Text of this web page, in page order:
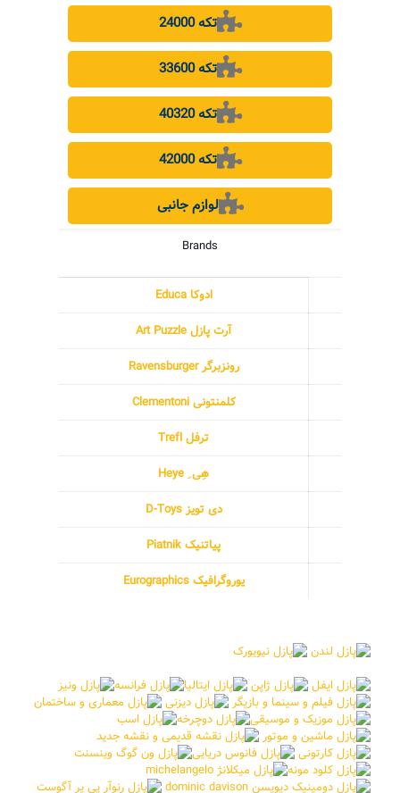
24000 تکه
33600 تکه
40320 تکه
42000 تکه
لوازم جانبی
Brands
ادوکا Educa
آرت پازل Art Puzzle
رونزبرگر Ravensburger
کلمنتونی Clementoni
ترفل Trefl
هِی ِ Heye
دی تویز D-Toys
پیاتنیک Piatnik
یوروگرافیک Eurographics